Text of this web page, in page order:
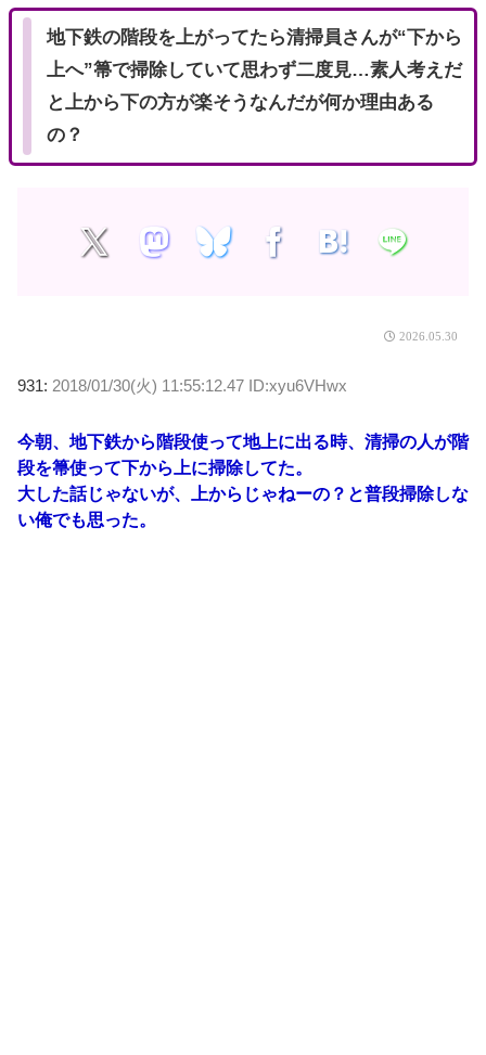
地下鉄の階段を上がってたら清掃員さんが“下から
上へ”箒で掃除していて思わず二度見…素人考えだ
と上から下の方が楽そうなんだが何か理由ある
の？
2026.05.30
931: 2018/01/30(火) 11:55:12.47 ID:xyu6VHwx
今朝、地下鉄から階段使って地上に出る時、清掃の人が階
段を箒使って下から上に掃除してた。
大した話じゃないが、上からじゃねーの？と普段掃除しな
い俺でも思った。